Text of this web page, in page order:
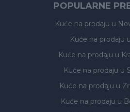
POPULARNE
Kuće na prodaju u
Kuće na prodaju
Kuće na prodaju u
Kuće na prodaju u
Kuće na prodaju u
Kuće na prodaju u